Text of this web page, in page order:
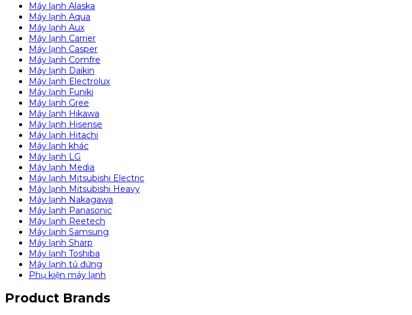
Máy lạnh Alaska
Máy lạnh Aqua
Máy lạnh Aux
Máy lạnh Carrier
Máy lạnh Casper
Máy lạnh Comfre
Máy lạnh Daikin
Máy lạnh Electrolux
Máy lạnh Funiki
Máy lạnh Gree
Máy lạnh Hikawa
Máy lạnh Hisense
Máy lạnh Hitachi
Máy lạnh khác
Máy lạnh LG
Máy lạnh Media
Máy lạnh Mitsubishi Electric
Máy lạnh Mitsubishi Heavy
Máy lạnh Nakagawa
Máy lạnh Panasonic
Máy lạnh Reetech
Máy lạnh Samsung
Máy lạnh Sharp
Máy lạnh Toshiba
Máy lạnh tủ đứng
Phụ kiện máy lạnh
Product Brands